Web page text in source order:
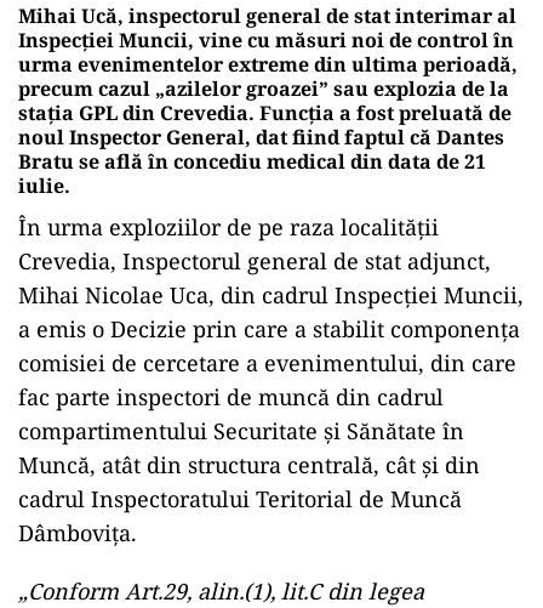
Mihai Ucă, inspectorul general de stat interimaral
Inspecției Muncii, vine cu măsuri noi de control în
urma evenimentelor extreme din ultima perioadă,
precum cazul „azilelor groazei” sau explozia de la
stația GPL din Crevedia. Funcția a fost preluată de
noul Inspector General, dat fiind faptul că Dantes
Bratu se află în concediu medical din data de 21
iulie.
În urma exploziilor de pe raza localității
Crevedia, Inspectorul general de stat adjunct,
Mihai Nicolae Uca, din cadrul Inspecției Muncii,
a emis o Decizie prin care a stabilit componența
comisiei de cercetare a evenimentului, din care
fac parte inspectori de muncă din cadrul
compartimentului Securitate și Sănătate în
Muncă, atât din structura centrală, cât și din
cadrul Inspectoratului Teritorial de Muncă
Dâmbovița.
„Conform Art.29, alin.(1), lit.C din legea